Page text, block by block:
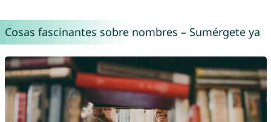
Cosas fascinantes sobre nombres – Sumérgete ya